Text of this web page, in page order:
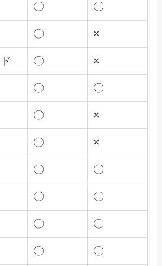
〇 〇
〇 ×
〇 ×
〇 〇
〇 ×
〇 ×
〇 〇
〇 〇
〇 〇
〇 〇